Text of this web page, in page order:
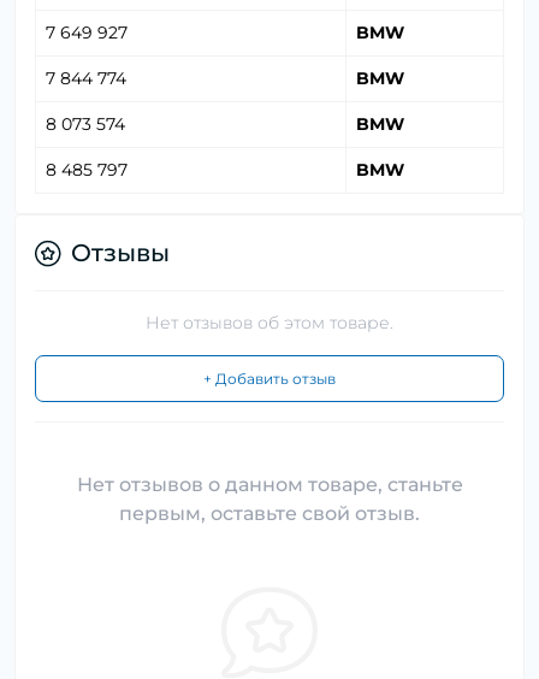
7 649 927 BMW
7 844 774 BMW
8 073 574 BMW
8 485 797 BMW
Отзывы
Нет отзывов об этом товаре.
+ Добавить отзыв
Нет отзывов о данном товаре, станьте
первым, оставьте свой отзыв.